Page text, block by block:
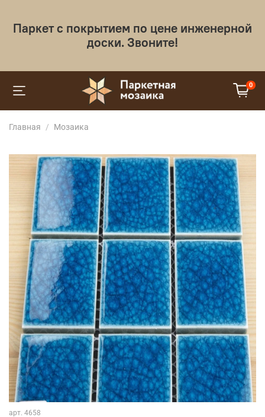
Паркет с покрытием по цене инженерной
доски. Звоните!
0
Главная Мозаика
арт. 4658